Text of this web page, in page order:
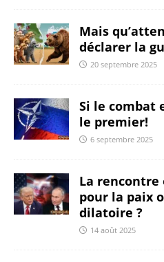
Mais
déclarer la
20 septembre 2025
Si le combat
le premier!
6 septembre 2025
La rencontre
pour la paix
dilatoire ?
14 août 2025